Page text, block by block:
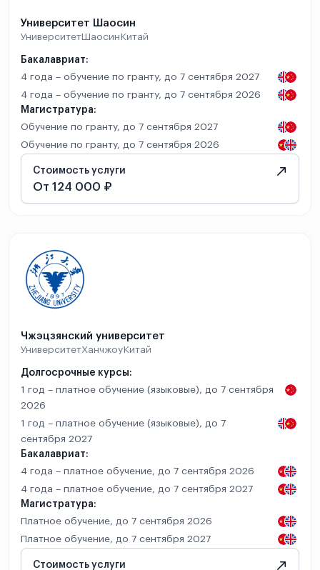
Университет Шаосин
УниверситетШаосин Китай
Бакалавриат:
4 года – обучение по гранту, до 7 сентября 2027
4 года – обучение по гранту, до 7 сентября 2026
Магистратура:
Обучение по гранту, до 7 сентября 2027
Обучение по гранту, до 7 сентября 2026
Стоимость услуги
От 124 000 ₽
Чжэцзянский университет
УниверситетХанчжоу Китай
Долгосрочные курсы:
1 год – платное обучение (языковые), до 7 сентября
2026
1 год – платное обучение (языковые), до 7
сентября 2027
Бакалавриат:
4 года – платное обучение, до 7 сентября 2026
4 года – платное обучение, до 7 сентября 2027
Магистратура:
Платное обучение, до 7 сентября 2026
Платное обучение, до 7 сентября 2027
Стоимость услуги